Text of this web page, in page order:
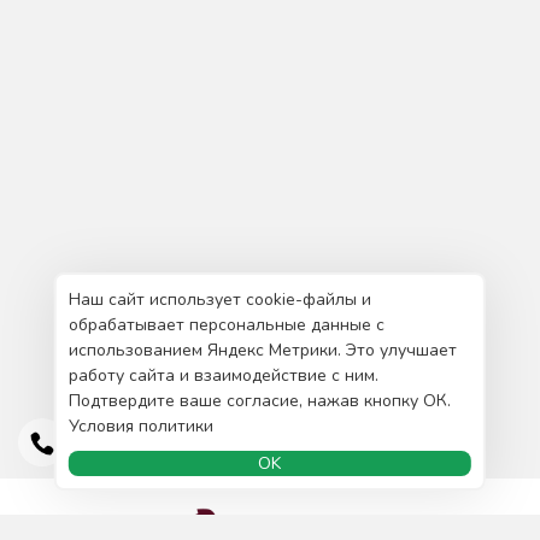
Наш сайт использует cookie-файлы и
обрабатывает персональные данные с
использованием Яндекс Метрики. Это улучшает
работу сайта и взаимодействие с ним.
Подтвердите ваше согласие, нажав кнопку ОК.
Условия политики
OK